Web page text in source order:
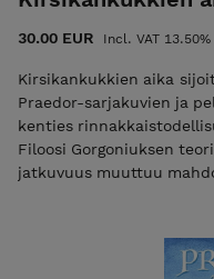
30.00 EUR Incl. VAT 13.50%
Kirsikankukkien aika
Praedor-sarjakuvien ja
kenties
Filoosi Gorgoniuksen
jatkuvuus muuttuu
kertomus neljästä
tytöstä — Sabina, Karen,